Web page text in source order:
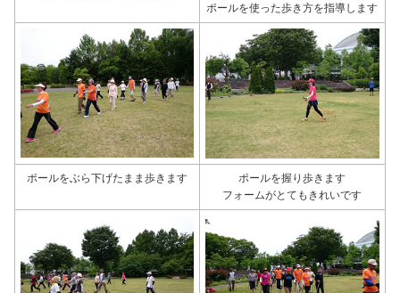
ポールを使った歩き方を指導します
ポールをぶら下げたまま歩きます
ポールを握り歩きます
フォームがとてもきれいです